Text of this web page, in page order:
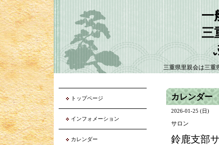
一
三
三重県里親会は三重
カレンダー
2026-01-25 (日)
サロン
鈴鹿支部
トップページ
インフォメーション
カレンダー